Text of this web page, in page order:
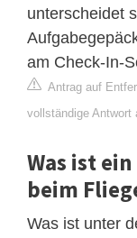
unterscheidet
am Check-In-
Antrag auf
vollständige Antwort
Was ist
beim
Was ist unter